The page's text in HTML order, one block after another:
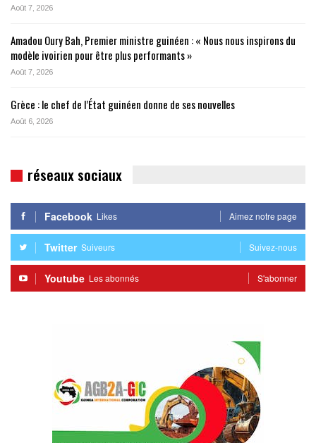
Août 7, 2026
Amadou Oury Bah, Premier ministre guinéen : « Nous nous inspirons du
modèle ivoirien pour être plus performants »
Août 7, 2026
Grèce : le chef de l’État guinéen donne de ses nouvelles
Août 6, 2026
réseaux sociaux
Facebook Likes Aimez notre page
Twitter Suiveurs Suivez-nous
Youtube Les abonnés S'abonner